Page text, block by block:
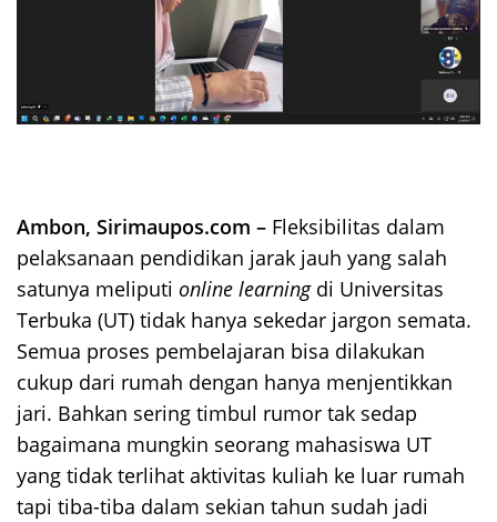
Ambon, Sirimaupos.com – Fleksibilitas dalam
pelaksanaan pendidikan jarak jauh yang salah
satunya meliputi online learningdi Universitas
Terbuka (UT) tidak hanya sekedar jargon semata.
Semua proses pembelajaran bisa dilakukan
cukup dari rumah dengan hanya menjentikkan
jari. Bahkan sering timbul rumor tak sedap
bagaimana mungkin seorang mahasiswa UT
yang tidak terlihat aktivitas kuliah ke luar rumah
tapi tiba-tiba dalam sekian tahun sudah jadi